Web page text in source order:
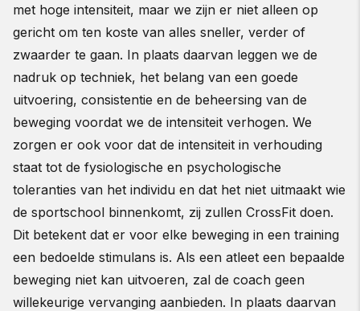
met hoge intensiteit, maar we zijn er niet alleen op
gericht om ten koste van alles sneller, verder of
zwaarder te gaan. In plaats daarvan leggen we de
nadruk op techniek, het belang van een goede
uitvoering, consistentie en de beheersing van de
beweging voordat we de intensiteit verhogen. We
zorgen er ook voor dat de intensiteit in verhouding
staat tot de fysiologische en psychologische
toleranties van het individu en dat het niet uitmaakt wie
de sportschool binnenkomt, zij zullen CrossFit doen.
Dit betekent dat er voor elke beweging in een training
een bedoelde stimulans is. Als een atleet een bepaalde
beweging niet kan uitvoeren, zal de coach geen
willekeurige vervanging aanbieden. In plaats daarvan